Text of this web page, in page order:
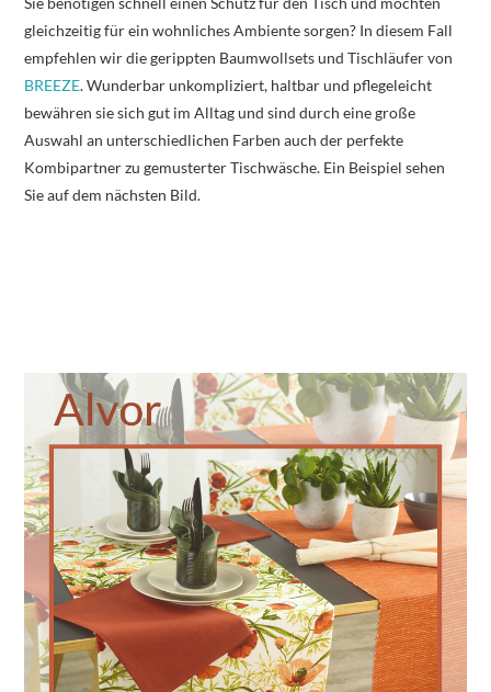
gleichzeitig für ein wohnliches Ambiente sorgen? In diesem Fall
empfehlen wir die gerippten Baumwollsets und Tischläufer von
BREEZE. Wunderbar unkompliziert, haltbar und pflegeleicht
bewähren sie sich gut im Alltag und sind durch eine große
Auswahl an unterschiedlichen Farben auch der perfekte
Kombipartner zu gemusterter Tischwäsche. Ein Beispiel sehen
Sie auf dem nächsten Bild.